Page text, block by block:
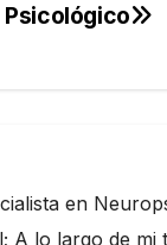
en
A lo largo de mi